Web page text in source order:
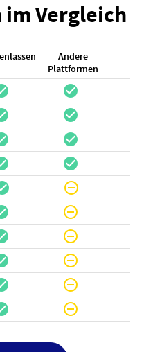
im Vergleich
Andere
Plattformen
check_circle
check_circle
check_circle
check_circle
do_not_disturb_on
do_not_disturb_on
do_not_disturb_on
do_not_disturb_on
do_not_disturb_on
do_not_disturb_on